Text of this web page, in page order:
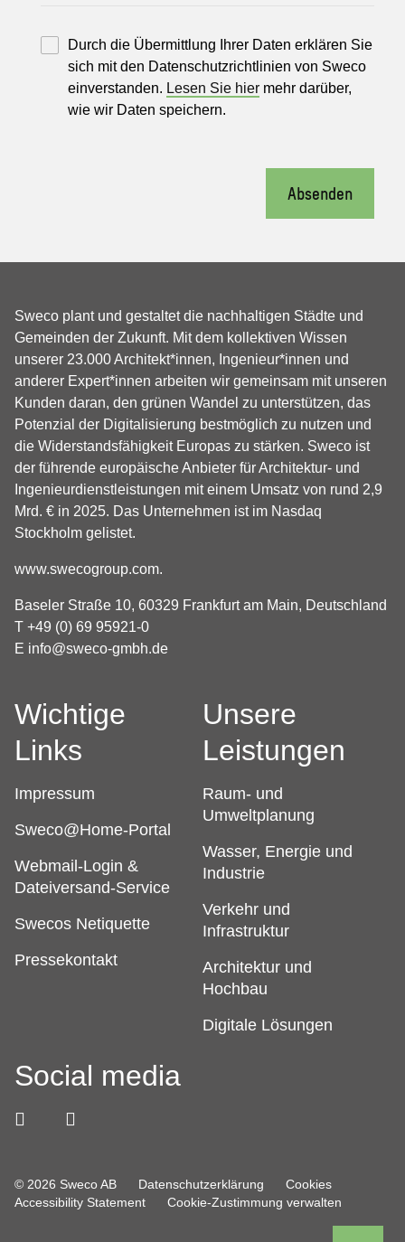
Durch die Übermittlung Ihrer Daten erklären Sie
sich mit den Datenschutzrichtlinien von Sweco
einverstanden. Lesen Sie hier mehr darüber,
wie wir Daten speichern.
Absenden
Sweco plant und gestaltet die nachhaltigen Städte und
Gemeinden der Zukunft. Mit dem kollektiven Wissen
unserer 23.000 Architekt*innen, Ingenieur*innen und
anderer Expert*innen arbeiten wir gemeinsam mit unseren
Kunden daran, den grünen Wandel zu unterstützen, das
Potenzial der Digitalisierung bestmöglich zu nutzen und
die Widerstandsfähigkeit Europas zu stärken. Sweco ist
der führende europäische Anbieter für Architektur- und
Ingenieurdienstleistungen mit einem Umsatz von rund 2,9
Mrd. € in 2025. Das Unternehmen ist im Nasdaq
Stockholm gelistet.
www.swecogroup.com.
Baseler Straße 10, 60329 Frankfurt am Main, Deutschland
T +49 (0) 69 95921-0
E info@sweco-gmbh.de
Wichtige
Links
Impressum
Sweco@Home-Portal
Webmail-Login &
Dateiversand-Service
Swecos Netiquette
Pressekontakt
Unsere
Leistungen
Raum- und
Umweltplanung
Wasser, Energie und
Industrie
Verkehr und
Infrastruktur
Architektur und
Hochbau
Digitale Lösungen
Social media
© 2026 Sweco AB Datenschutzerklärung
Cookies
Accessibility Statement
Cookie-Zustimmung verwalten